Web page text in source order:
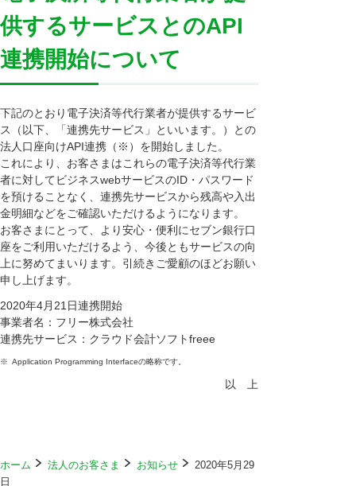
供するサービスとのAPI
連携開始について
下記のとおり電子決済等代行業者が提供するサービ
ス（以下、「連携先サービス」といいます。）との
法人口座向けAPI連携（※）を開始しました。
これにより、お客さまはこれらの電子決済等代行業
者に対してビジネスwebサービスのID・パスワード
を預けることなく、連携先サービスから残高や入出
金明細などをご確認いただけるようになります。
お客さまにとって、より安心・便利にセブン銀行口
座をご利用いただけるよう、今後ともサービスの向
上に努めてまいります。引続きご愛顧のほどお願い
申し上げます。
2020年4月21日連携開始
事業者名：フリー株式会社
連携先サービス：クラウド会計ソフトfreee
※ Application Programming Interfaceの略称です。
以 上
ホーム 法人のお客さま お知らせ
2020年5月29
日